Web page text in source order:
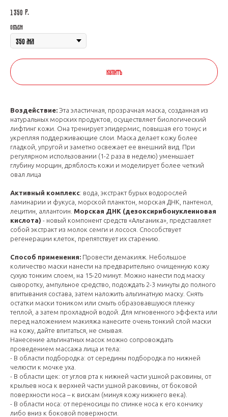
1 350 р.
Объем
КУПИТЬ
Воздействие: Эта эластичная, прозрачная маска, созданная из
натуральных морских продуктов, осуществляет биологический
лифтинг кожи. Она тренирует эпидермис, повышая его тонус и
укрепляя поддерживающие слои. Маска делает кожу более
гладкой, упругой и заметно освежает ее внешний вид. При
регулярном использовании (1-2 раза в неделю) уменьшает
глубину морщин, дряблость кожи и моделирует более четкий
овал лица
Активный комплекс: вода, экстракт бурых водорослей
ламинарии и фукуса, морской планктон, морская ДНК, пантенол,
лецитин, аллантоин. Морская ДНК (дезоксирибонуклеиновая
кислота) - новый компонент средств «Альганика», представляет
собой экстракт из молок семги и лосося. Способствует
регенерации клеток, препятствует их старению.
Способ применения: Провести демакияж. Небольшое
количество маски нанести на предварительно очищенную кожу
сухую тонким слоем, на 15-20 минут. Можно нанести под маску
сыворотку, ампульное средство, подождать 2-3 минуты до полного
впитывания состава, затем наложить альгинатную маску. Снять
остатки маски тоником или смыть образовавшуюся пленку
теплой, а затем прохладной водой.
Для мгновенного эффекта или
перед наложением макияжа нанесите очень тонкий слой маски
на кожу, дайте впитаться, не смывая.
Нанесение альгинатных масок можно сопровождать
проведением массажа лица и тела:
- В области подбородка: от середины подбородка по нижней
челюсти к мочке уха.
- В области щек: от углов рта к нижней части ушной раковины, от
крыльев носа к верхней части ушной раковины, от боковой
поверхности носа – к вискам (минуя кожу нижнего века).
- В области носа: от переносицы по спинке носа к его кончику
либо вниз к боковой поверхности.